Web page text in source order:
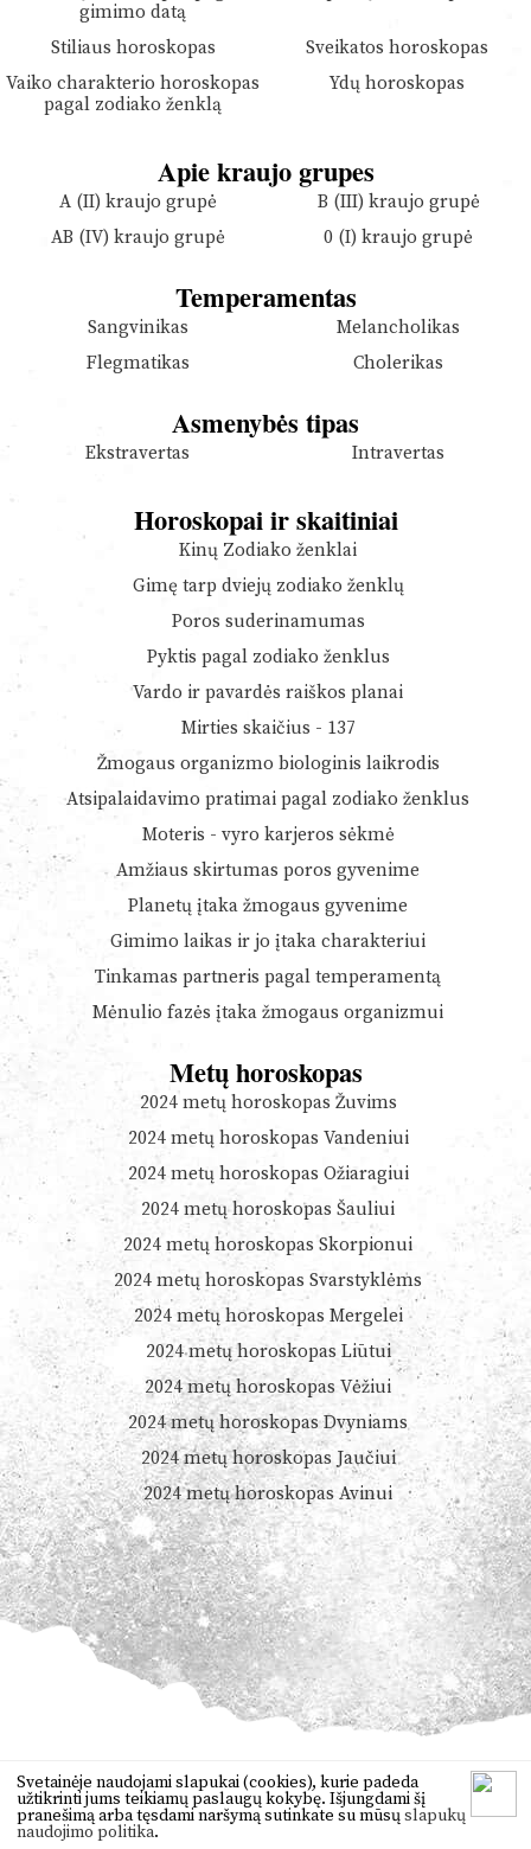
Svetainėje naudojami slapukai (cookies), kurie padeda
užtikrinti jums teikiamų paslaugų kokybę. Išjungdami šį
pranešimą arba tęsdami naršymą sutinkate su mūsųslapukų
naudojimo politika.
gimimo datą
Stiliaus horoskopas
Sveikatos horoskopas
Vaiko charakterio horoskopas
pagal zodiako ženklą
Ydų horoskopas
Apie kraujo grupes
A (II) kraujo grupė
B (III) kraujo grupė
AB (IV) kraujo grupė
0 (I) kraujo grupė
Temperamentas
Sangvinikas
Melancholikas
Flegmatikas
Cholerikas
Asmenybės tipas
Ekstravertas Intravertas
Horoskopai ir skaitiniai
Kinų Zodiako ženklai
Gimę tarp dviejų zodiako ženklų
Poros suderinamumas
Pyktis pagal zodiako ženklus
Vardo ir pavardės raiškos planai
Mirties skaičius - 137
Žmogaus organizmo biologinis laikrodis
Atsipalaidavimo pratimai pagal zodiako ženklus
Moteris - vyro karjeros sėkmė
Amžiaus skirtumas poros gyvenime
Planetų įtaka žmogaus gyvenime
Gimimo laikas ir jo įtaka charakteriui
Tinkamas partneris pagal temperamentą
Mėnulio fazės įtaka žmogaus organizmui
Metų horoskopas
2024 metų horoskopas Žuvims
2024 metų horoskopas Vandeniui
2024 metų horoskopas Ožiaragiui
2024 metų horoskopas Šauliui
2024 metų horoskopas Skorpionui
2024 metų horoskopas Svarstyklėms
2024 metų horoskopas Mergelei
2024 metų horoskopas Liūtui
2024 metų horoskopas Vėžiui
2024 metų horoskopas Dvyniams
2024 metų horoskopas Jaučiui
2024 metų horoskopas Avinui
© 2026Dienoshoroskopas.lt
Orai,anekdotai,vertimas ,žaidimai